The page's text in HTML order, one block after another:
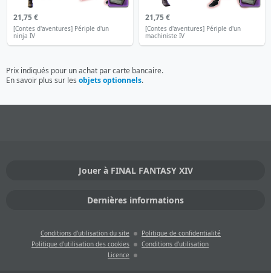
21,75 €
[Contes d'aventures] Périple d'un
ninja IV
21,75 €
[Contes d'aventures] Périple d'un
machiniste IV
Prix indiqués pour un achat par carte bancaire.
En savoir plus sur les objets optionnels.
Jouer à FINAL FANTASY XIV
Dernières informations
Conditions d'utilisation du site
Politique de confidentialité
Politique d'utilisation des cookies
Conditions d'utilisation
Licence